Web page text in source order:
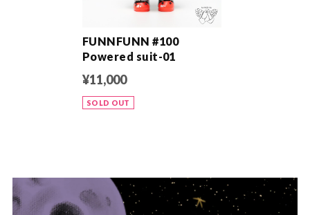
FUNNFUNN #100
Powered suit-01
¥11,000
SOLD OUT